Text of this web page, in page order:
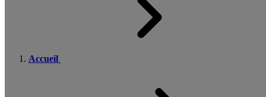
Accueil